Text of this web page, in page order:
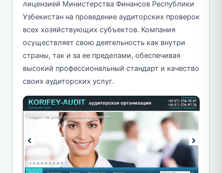
лицензией Министерства Финансов Республики
Узбекистан на проведение аудиторских проверок
всех хозяйствующих субъектов. Компания
осуществляет свою деятельность как внутри
страны, так и за ее пределами, обеспечивая
высокий профессиональный стандарт и качество
своих аудиторских услуг.